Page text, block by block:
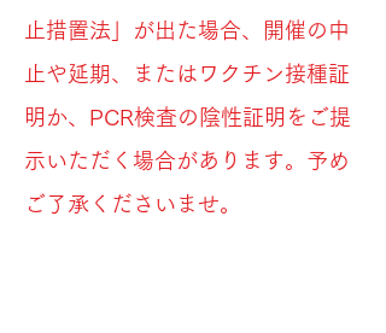
止措置法」が出た場合、開催の中
止や延期、またはワクチン接種証
明か、PCR検査の陰性証明をご提
示いただく場合があります。予め
ご了承くださいませ。